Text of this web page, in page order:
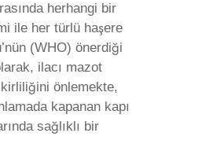
herhangi bir
ile her türlü haşere
(WHO) önerdiği
ilacı mazot
önlemekte,
kapanan kapı
sağlıklı bir